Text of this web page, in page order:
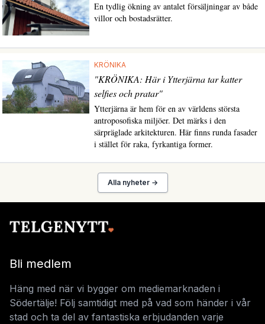
En tydlig ökning av antalet försäljningar av både
villor och bostadsrätter.
KRÖNIKA
"KRÖNIKA: Här i Ytterjärna tar katter
selfies och pratar"
Ytterjärna är hem för en av världens största
antroposofiska miljöer. Det märks i den
särpräglade arkitekturen. Här finns runda fasader
i stället för raka, fyrkantiga former.
Alla nyheter →
Bli medlem
Häng med när vi bygger om mediemarknaden i
Södertälje! Följ samtidigt med på vad som händer i vår
stad och ta del av fantastiska erbjudanden varje